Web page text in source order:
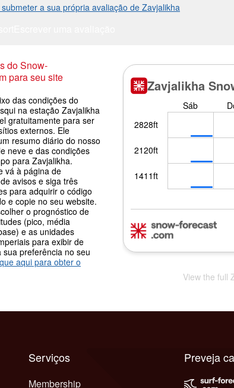
a sua própria avaliação de Zavjalikha
do Snow-
para seu site
das condições do
na estação Zavjalikha
gratuitamente para ser
externos. Ele
resumo diário do nosso
neve e das condições
para Zavjalikha.
vá à página de
avisos e siga três
para adquirir o código
e copie no seu website.
o prognóstico de
(pico, média
e as unidades
para exibir de
sua preferência no seu
aqui para obter o
View the full
Serviços
Membership
Preveja